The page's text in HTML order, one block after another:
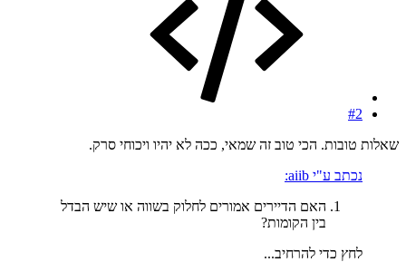
#2
שאלות טובות. הכי טוב זה שמאי, ככה לא יהיו ויכוחי סרק.
נכתב ע"י aiib:
האם הדיירים אמורים לחלוק בשווה או שיש הבדל
בין הקומות?
לחץ כדי להרחיב...